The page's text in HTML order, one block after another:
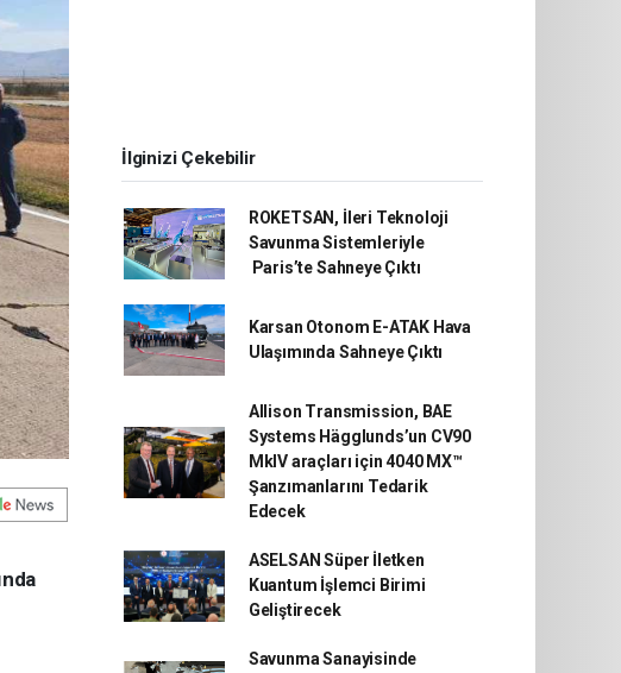
İlginizi Çekebilir
ROKETSAN, İleri Teknoloji
Savunma Sistemleriyle
Paris’te Sahneye Çıktı
Karsan Otonom E-ATAK Hava
Ulaşımında Sahneye Çıktı
Allison Transmission, BAE
Systems Hägglunds’un CV90
MkIV araçları için 4040 MX™
Şanzımanlarını Tedarik
Edecek
ASELSAN Süper İletken
Kuantum İşlemci Birimi
Geliştirecek
Savunma Sanayisinde